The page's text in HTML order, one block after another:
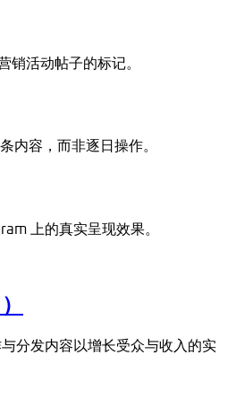
销活动帖子的标记。
内容，而非逐日操作。
上的真实呈现效果。
分发内容以增长受众与收入的实